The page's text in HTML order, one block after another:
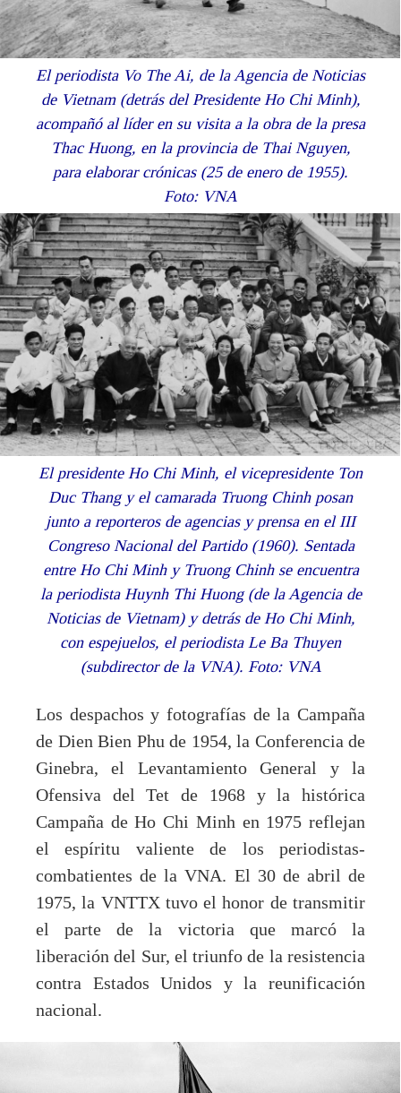
El periodista Vo The Ai, de la Agencia de Noticias
de Vietnam (detrás del Presidente Ho Chi Minh),
acompañó al líder en su visita a la obra de la presa
Thac Huong, en la provincia de Thai Nguyen,
para elaborar crónicas (25 de enero de 1955).
Foto: VNA
El presidente Ho Chi Minh, el vicepresidente Ton
Duc Thang y el camarada Truong Chinh posan
junto a reporteros de agencias y prensa en el III
Congreso Nacional del Partido (1960). Sentada
entre Ho Chi Minh y Truong Chinh se encuentra
la periodista Huynh Thi Huong (de la Agencia de
Noticias de Vietnam) y detrás de Ho Chi Minh,
con espejuelos, el periodista Le Ba Thuyen
(subdirector de la VNA). Foto: VNA
Los despachos y fotografías de la Campaña
de Dien Bien Phu de 1954, la Conferencia de
Ginebra, el Levantamiento General y la
Ofensiva del Tet de 1968 y la histórica
Campaña de Ho Chi Minh en 1975 reflejan
el espíritu valiente de los periodistas-
combatientes de la VNA. El 30 de abril de
1975, la VNTTX tuvo el honor de transmitir
el parte de la victoria que marcó la
liberación del Sur, el triunfo de la resistencia
contra Estados Unidos y la reunificación
nacional.